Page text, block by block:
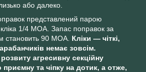
або далеко.
представлений парою
1/4 MOA. Запас поправок за
становить 90 MOA. Кліки — чіткі,
немає зовсім.
агресивну секційну
приємну та чіпку на дотик, а отже,